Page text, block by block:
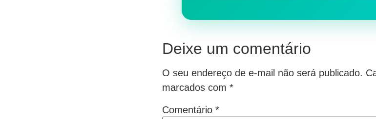
Deixe um comentário
O seu endereço de e-mail não será publicado.
marcados com *
Comentário *